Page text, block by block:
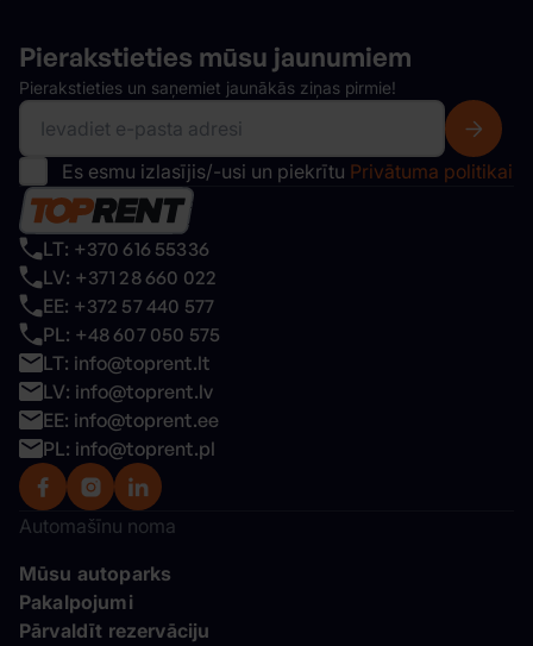
LT: +370 616 55336
LV: +371 28 660 022
EE: +372 57 440 577
PL: +48 607 050 575
LT: info@toprent.lt
LV: info@toprent.lv
EE: info@toprent.ee
PL: info@toprent.pl
Automašīnu noma
Mūsu autoparks
Pakalpojumi
Pārvaldīt rezervāciju
Pierakstieties mūsu jaunumiem
Pierakstieties un saņemiet jaunākās ziņas pirmie!
Es esmu izlasījis/-usi un piekrītu Privātuma politikai